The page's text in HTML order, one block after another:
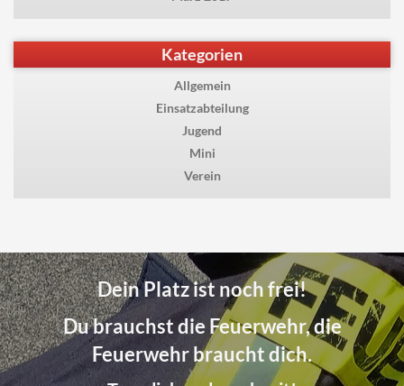
Kategorien
Allgemein
Einsatzabteilung
Jugend
Mini
Verein
Dein Platz ist noch frei!
Du brauchst die Feuerwehr, die
Feuerwehr braucht dich.